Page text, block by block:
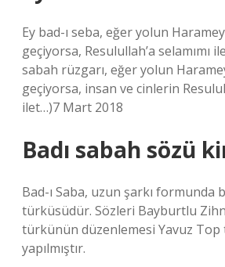
Ey bad-ı seba, eğer yolun
geçiyorsa, Resulullah’a selamımı
sabah rüzgarı, eğer yolun
geçiyorsa, insan ve cinlerin
ilet…)7 Mart 2018
Badı sabah sözü
Bad-ı Saba, uzun şarkı formunda
türküsüdür. Sözleri Bayburtlu
türkünün düzenlemesi Yavuz Top
yapılmıştır.